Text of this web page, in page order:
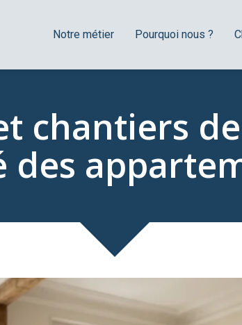
Notre métier Pourquoi nous ?
chantiers
des